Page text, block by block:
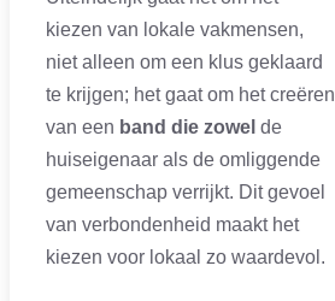
kiezen van lokale vakmensen,
niet alleen om een klus geklaard
te krijgen; het gaat om het creëren
van een band die zowel de
huiseigenaar als de omliggende
gemeenschap verrijkt. Dit gevoel
van verbondenheid maakt het
kiezen voor lokaal zo waardevol.